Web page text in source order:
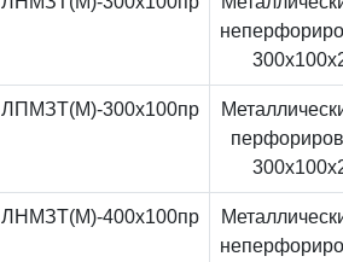
ЛПМЗТ(М)-300x100пр
ЛНМЗТ(М)-400x100пр